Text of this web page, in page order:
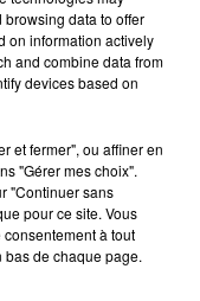
folle du hit "Hey
(Silky Shaï) et
de
coups de refrains
Oh", c’est leur
de 700 000
scooters et
RnB vitaminée, un
data to offer
on information actively
and combine data from
devices based on
et fermer", ou affiner en
"Gérer mes choix".
"Continuer sans
pour ce site. Vous
à tout
bas de chaque page.